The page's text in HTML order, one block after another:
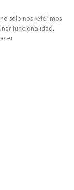
solo nos referimos
funcionalidad,